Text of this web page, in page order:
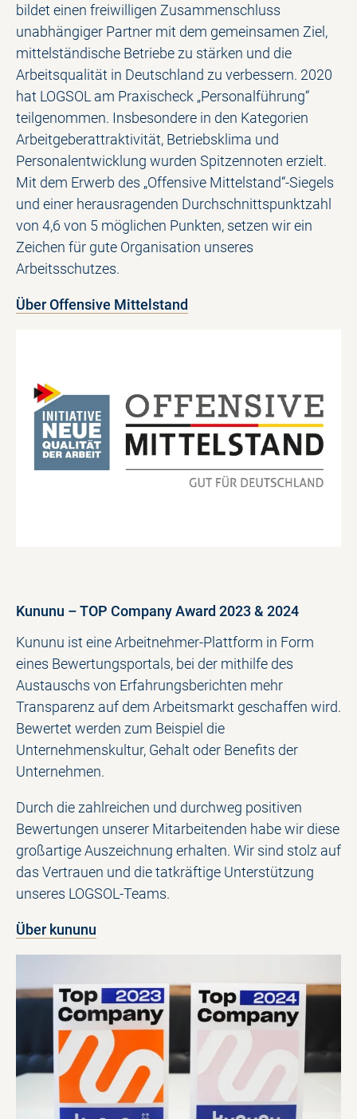
bildet einen freiwilligen Zusammenschluss
unabhängiger Partner mit dem gemeinsamen Ziel,
mittelständische Betriebe zu stärken und die
Arbeitsqualität in Deutschland zu verbessern. 2020
hat LOGSOL am Praxischeck „Personalführung“
teilgenommen. Insbesondere in den Kategorien
Arbeitgeberattraktivität, Betriebsklima und
Personalentwicklung wurden Spitzennoten erzielt.
Mit dem Erwerb des „Offensive Mittelstand“-Siegels
und einer herausragenden Durchschnittspunktzahl
von 4,6 von 5 möglichen Punkten, setzen wir ein
Zeichen für gute Organisation unseres
Arbeitsschutzes.
Über Offensive Mittelstand
Kununu – TOP Company Award 2023 & 2024
Kununu ist eine Arbeitnehmer-Plattform in Form
eines Bewertungsportals, bei der mithilfe des
Austauschs von Erfahrungsberichten mehr
Transparenz auf dem Arbeitsmarkt geschaffen wird.
Bewertet werden zum Beispiel die
Unternehmenskultur, Gehalt oder Benefits der
Unternehmen.
Durch die zahlreichen und durchweg positiven
Bewertungen unserer Mitarbeitenden habe wir diese
großartige Auszeichnung erhalten. Wir sind stolz auf
das Vertrauen und die tatkräftige Unterstützung
unseres LOGSOL-Teams.
Über kununu